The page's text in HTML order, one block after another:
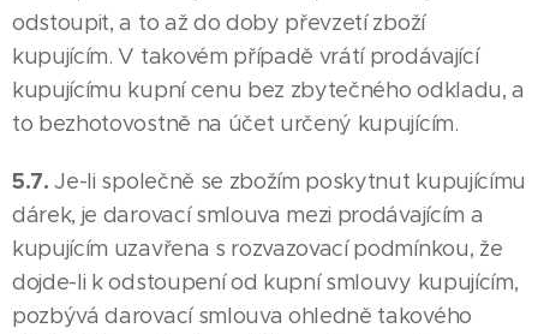
odstoupit, a to až do doby převzetí zboží
kupujícím. V takovém případě vrátí prodávající
kupujícímu kupní cenu bez zbytečného odkladu, a
to bezhotovostně na účet určený kupujícím.
5.7.Je-li společně se zbožím poskytnut kupujícímu
dárek, je darovací smlouva mezi prodávajícím a
kupujícím uzavřena s rozvazovací podmínkou, že
dojde-li k odstoupení od kupní smlouvy kupujícím,
pozbývá darovací smlouva ohledně takového